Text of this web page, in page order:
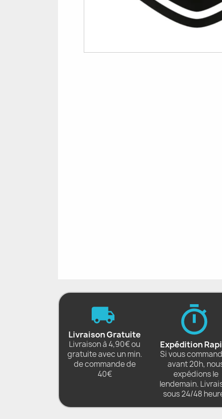
Livraison Gratuite
Livraison à 4,90€ ou
gratuite avec un min.
de commande de
40€
Expédition
Si vous
avant 20h,
expédions le
lendemain.
sous 24/48